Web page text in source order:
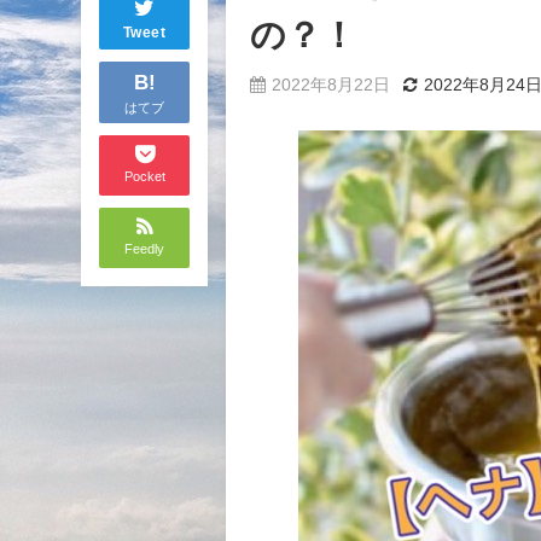
Tweet
B!
はてブ
Pocket
Feedly
の？！
2022年8月22日 2022年8月24